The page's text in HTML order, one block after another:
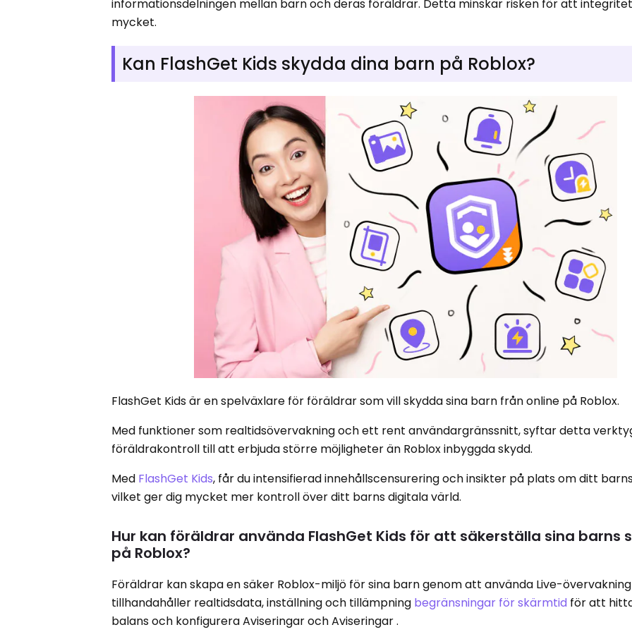
informationsdelningen mellan barn och deras föräldrar. Detta minskar risken för att
mycket.
Kan FlashGet Kids skydda dina barn på Roblox?
FlashGet Kids är en spelväxlare för föräldrar som vill skydda sina barn från online på Roblox.
Med funktioner som realtidsövervakning och ett rent användargränssnitt, syftar detta
föräldrakontroll till att erbjuda större möjligheter än Roblox inbyggda skydd.
Med FlashGet Kids, får du intensifierad innehållscensurering och insikter på plats om ditt
vilket ger dig mycket mer kontroll över ditt barns digitala värld.
Hur kan föräldrar använda FlashGet Kids för att säkerställa sina barns
på Roblox?
Föräldrar kan skapa en säker Roblox-miljö för sina barn genom att använda Live-
tillhandahåller realtidsdata, inställning och tillämpning begränsningar för skärmtid för att
balans och konfigurera Aviseringar och Aviseringar .